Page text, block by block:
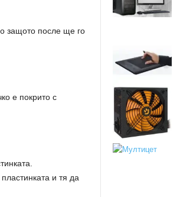
защото после ще го
е покрито с
и тя да